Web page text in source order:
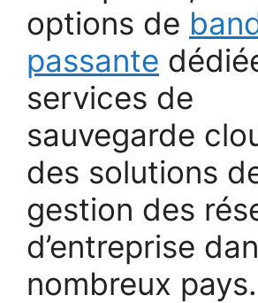
options de
passante
services de
sauvegarde
des solutions
gestion des
d’entreprise
nombreux pays.